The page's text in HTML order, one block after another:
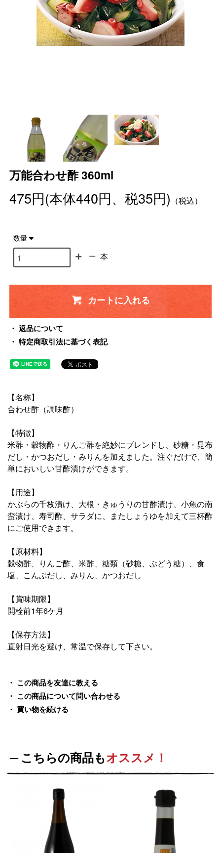
万能合わせ酢 360ml
475円(本体440円、税35円) （税込）
数量
本
カートに入れる
返品について
特定商取引法に基づく表記
【名称】
合わせ酢（調味酢）
【特徴】
米酢・穀物酢・りんご酢を絶妙にブレンドし、砂糖・昆布
だし・かつおだし・みりんを加えました。注ぐだけで、簡
単においしい甘酢漬けができます。
【用途】
かぶらの千枚漬け、大根・きゅうりの甘酢漬け、小魚の南
蛮漬け、寿司酢、サラダに、またしょうゆを加えて三杯酢
にご使用できます。
【原材料】
穀物酢、りんご酢、米酢、糖類（砂糖、ぶどう糖）、食
塩、こんぶだし、みりん、かつおだし
【賞味期限】
開栓前1年6ケ月
【保存方法】
直射日光を避け、常温で保存して下さい。
この商品を友達に教える
この商品について問い合わせる
買い物を続ける
こちらの商品もオススメ！